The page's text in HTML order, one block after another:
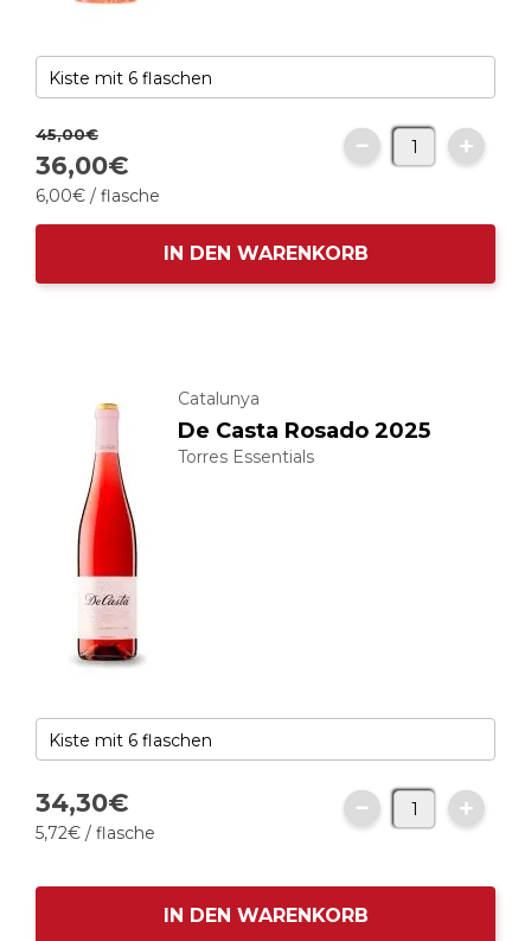
45,00€
36,00€
6,00€ / flasche
IN DEN WARENKORB
Catalunya
De Casta Rosado 2025
Torres Essentials
34,30€
5,72€ / flasche
IN DEN WARENKORB